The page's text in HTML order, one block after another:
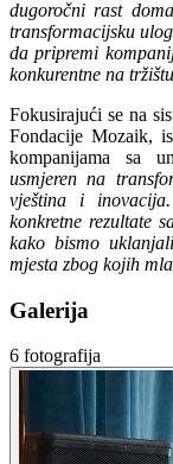
dugoročni rast
transformacijsku
da pripremi
konkurentne na
Fokusirajući se na
Fondacije Mozaik,
kompanijama sa
usmjeren na
vještina i
konkretne rezultate
kako bismo
mjesta zbog kojih
Galerija
6 fotografija